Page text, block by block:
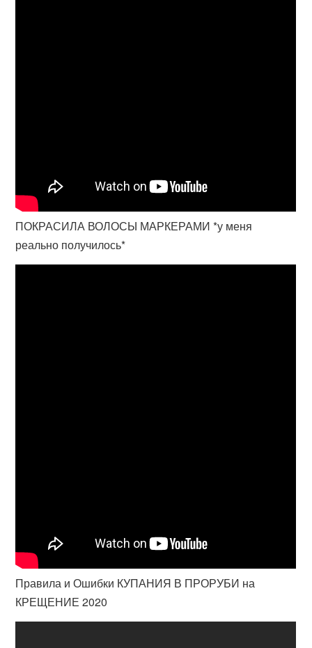
ПОКРАСИЛА ВОЛОСЫ МАРКЕРАМИ *у меня
реально получилось*
Правила и Ошибки КУПАНИЯ В ПРОРУБИ на
КРЕЩЕНИЕ 2020